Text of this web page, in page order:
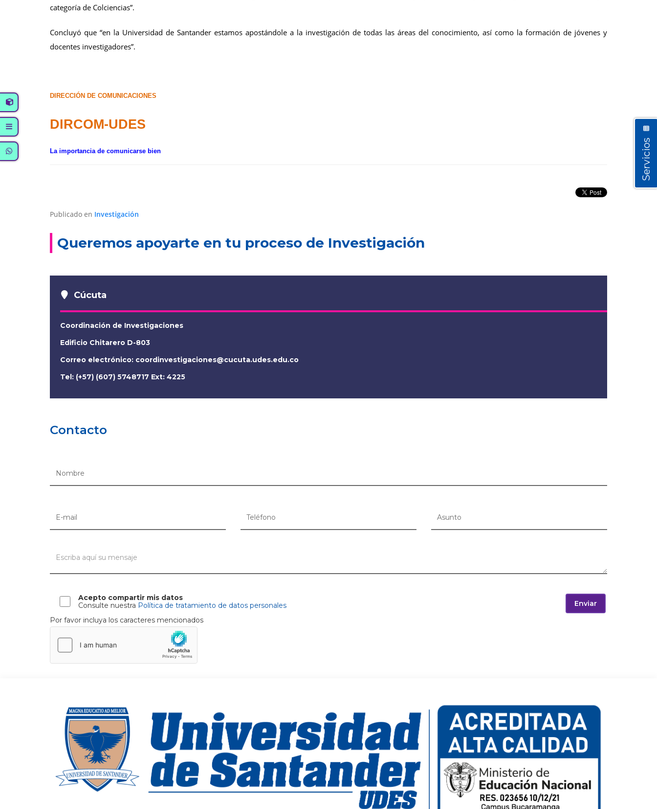
categoría de Colciencias”.
Concluyó que “en la Universidad de Santander estamos apostándole a la investigación de todas las áreas del conocimiento, así como la formación de jóvenes y
docentes investigadores”.
DIRECCIÓN DE COMUNICACIONES
DIRCOM-UDES
La importancia de comunicarse bien
Publicado en Investigación
Queremos apoyarte en tu proceso de Investigación
Cúcuta
Coordinación de Investigaciones
Edificio Chitarero D-803
Correo electrónico: coordinvestigaciones@cucuta.udes.edu.co
Tel: (+57) (607) 5748717 Ext: 4225
Contacto
Acepto compartir mis datos
Consulte nuestra Política de tratamiento de datos personales
Por favor incluya los caracteres mencionados
Enviar
Servicios